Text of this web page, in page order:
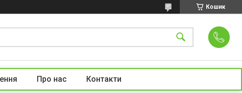
Кошик
Про нас Контакти